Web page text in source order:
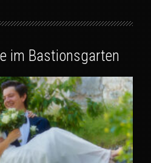
im Bastionsgarten